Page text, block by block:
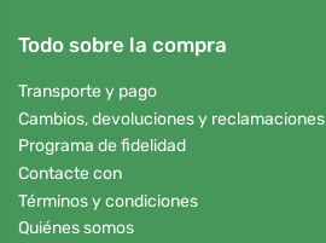
Todo sobre la compra
Transporte y pago
Cambios, devoluciones y reclamaciones
Programa de fidelidad
Contacte con
Términos y condiciones
Quiénes somos